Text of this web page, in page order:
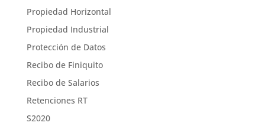
Propiedad Horizontal
Propiedad Industrial
Protección de Datos
Recibo de Finiquito
Recibo de Salarios
Retenciones RT
S2020